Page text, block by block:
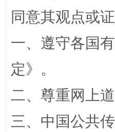
站台名比不上好声
同意其观点或
一、遵守各国
定》。
二、尊重网上
三、中国公共